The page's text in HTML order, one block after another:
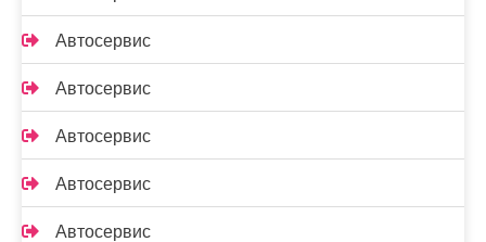
Автосервис
Автосервис
Автосервис
Автосервис
Автосервис